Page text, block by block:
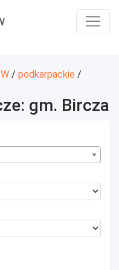
/ podkarpackie /
gm. Bircza